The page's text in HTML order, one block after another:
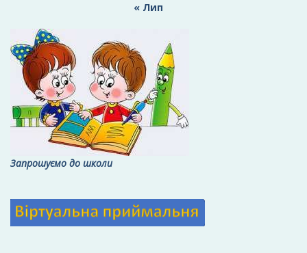
« Лип
Запрошуємо до школи